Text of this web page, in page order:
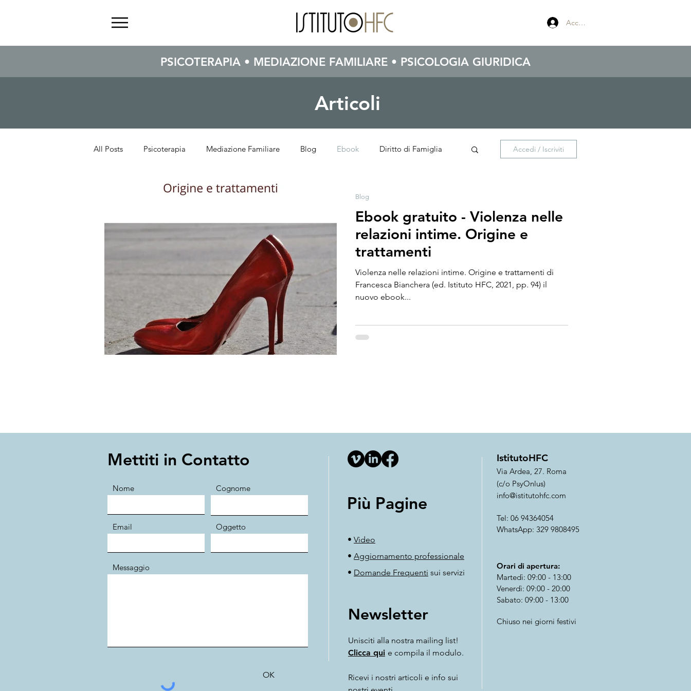
Accedi
PSICOTERAPIA • MEDIAZIONE FAMILIARE • PSICOLOGIA GIURIDICA
Articoli
All Posts Psicoterapia Mediazione Familiare Blog Ebook Diritto di Famiglia Accedi / Iscriviti
Ebook gratuito - Violenza nelle
relazioni intime. Origine e
trattamenti
Violenza nelle relazioni intime. Origine e trattamenti di
Francesca Bianchera (ed. Istituto HFC, 2021, pp. 94) il
nuovo ebook...
Blog
Mettiti in Contatto
Nome Cognome
Email Oggetto
Messaggio
OK
• Video
• Aggiornamento professionale
• Domande Frequenti sui servizi
Più Pagine
Newsletter
Unisciti alla nostra mailing list!
Clicca qui e compila il modulo.
Ricevi i nostri articoli e info sui
IstitutoHFC
Via Ardea, 27. Roma
(c/o PsyOnlus)
info@istitutohfc.com
Tel: 06 94364054
WhatsApp: 329 9808495
Orari di apertura:
Martedì: 09:00 - 13:00
Venerdì: 09:00 - 20:00
Sabato: 09:00 - 13:00
Chiuso nei giorni festivi